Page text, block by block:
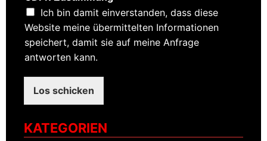
c
h
t
*
Ich bin damit einverstanden, dass diese
Website meine übermittelten Informationen
speichert, damit sie auf meine Anfrage
antworten kann.
Los schicken
KATEGORIEN